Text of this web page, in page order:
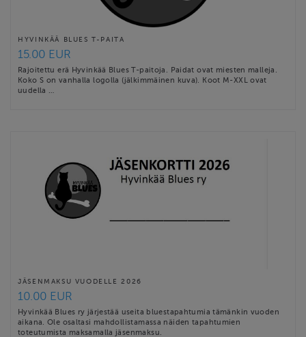
HYVINKÄÄ BLUES T-PAITA
15.00 EUR
Rajoitettu erä Hyvinkää Blues T-paitoja. Paidat ovat miesten malleja.
Koko S on vanhalla logolla (jälkimmäinen kuva). Koot M-XXL ovat
uudella …
JÄSENMAKSU VUODELLE 2026
10.00 EUR
Hyvinkää Blues ry järjestää useita bluestapahtumia tämänkin vuoden
aikana. Ole osaltasi mahdollistamassa näiden tapahtumien
toteutumista maksamalla jäsenmaksu.